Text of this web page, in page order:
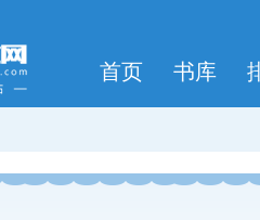
首页 书库